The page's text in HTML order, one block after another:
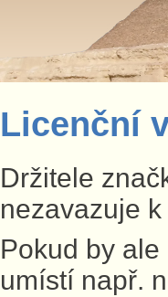
Licenční
Držitele
nezavazuje
Pokud by
umístí např.